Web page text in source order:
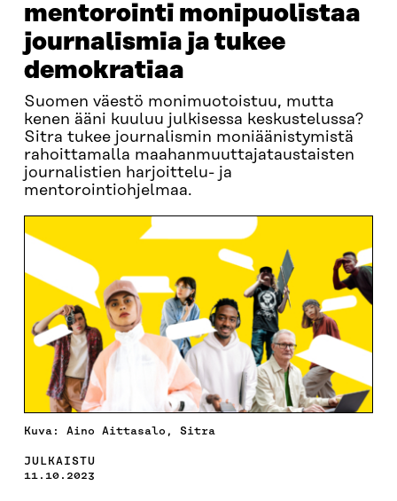
mentorointi monipuolistaa
journalismia ja tukee
demokratiaa
Suomen väestö monimuotoistuu, mutta
kenen ääni kuuluu julkisessa keskustelussa?
Sitra tukee journalismin moniäänistymistä
rahoittamalla maahanmuuttajataustaisten
journalistien harjoittelu- ja
mentorointiohjelmaa.
Kuva: Aino Aittasalo, Sitra
JULKAISTU
11.10.2023